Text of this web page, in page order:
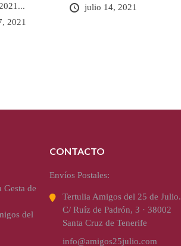
2021
julio 14, 2021
de
del
CONTACTO
Envíos Postales:
Tertulia Amigos del 25 de Julio.
C/ Ruíz de Padrón, 3 · 38002
Santa Cruz de Tenerife
info@amigos25julio.com